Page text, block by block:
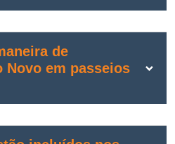
de
Novo em passeios